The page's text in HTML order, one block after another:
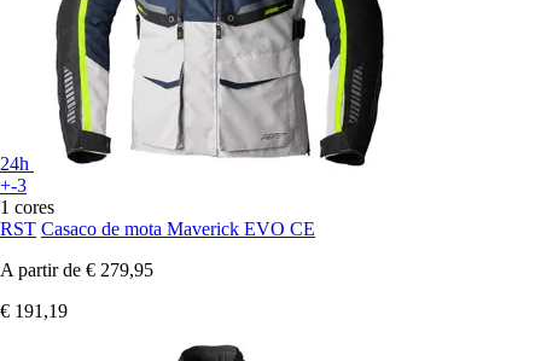
24h
+-3
1 cores
RST Casaco de mota Maverick EVO CE
A partir de € 279,95
€ 191,19